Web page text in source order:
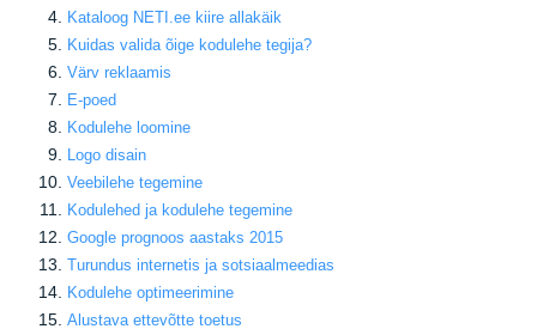
Kataloog NETI.ee kiire allakäik
Kuidas valida õige kodulehe tegija?
Värv reklaamis
E-poed
Kodulehe loomine
Logo disain
Veebilehe tegemine
Kodulehed ja kodulehe tegemine
Google prognoos aastaks 2015
Turundus internetis ja sotsiaalmeedias
Kodulehe optimeerimine
Alustava ettevõtte toetus